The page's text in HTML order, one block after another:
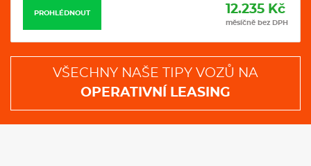
PROHLÉDNOUT 12.235 Kč
měsíčně bez DPH
VŠECHNY NAŠE TIPY VOZŮ NA
OPERATIVNÍ LEASING